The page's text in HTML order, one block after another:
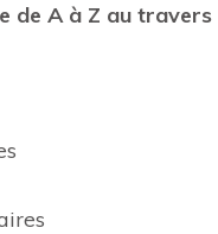
A à Z au travers